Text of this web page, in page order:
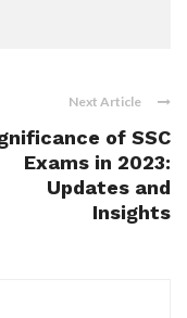
Next Article
of SSC
Exams in 2023:
Updates and
Insights